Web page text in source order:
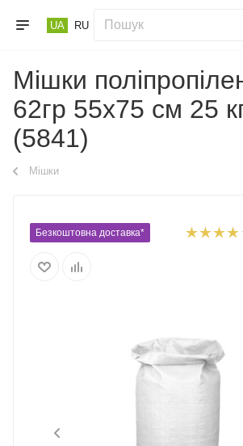
UA RU
Мішки
62гр 55х75 см 25
(5841)
Мішки
Безкоштовна доставка*